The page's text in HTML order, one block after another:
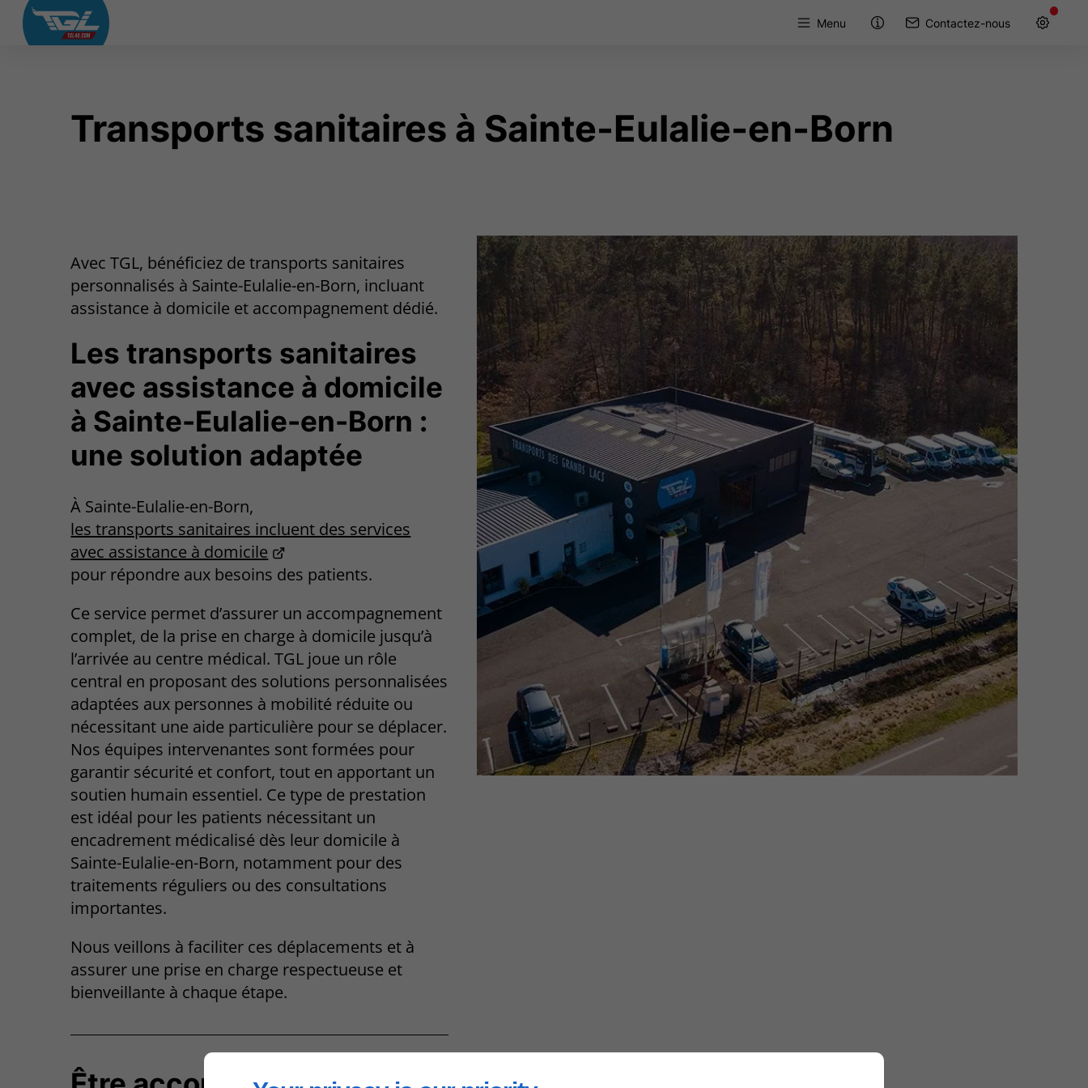
Menu Contactez-nous
Transports sanitaires à Sainte-Eulalie-en-Born
Avec TGL, bénéficiez de transports sanitaires
personnalisés à Sainte-Eulalie-en-Born, incluant
assistance à domicile et accompagnement dédié.
Les transports sanitaires
avec assistance à domicile
à Sainte-Eulalie-en-Born :
une solution adaptée
À Sainte-Eulalie-en-Born,
les transports sanitaires incluent des services
avec assistance à domicile
pour répondre aux besoins des patients.
Ce service permet d’assurer un accompagnement
complet, de la prise en charge à domicile jusqu’à
l’arrivée au centre médical. TGL joue un rôle
central en proposant des solutions personnalisées
adaptées aux personnes à mobilité réduite ou
nécessitant une aide particulière pour se déplacer.
Nos équipes intervenantes sont formées pour
garantir sécurité et confort, tout en apportant un
soutien humain essentiel. Ce type de prestation
est idéal pour les patients nécessitant un
encadrement médicalisé dès leur domicile à
Sainte-Eulalie-en-Born, notamment pour des
traitements réguliers ou des consultations
importantes.
Nous veillons à faciliter ces déplacements et à
assurer une prise en charge respectueuse et
bienveillante à chaque étape.